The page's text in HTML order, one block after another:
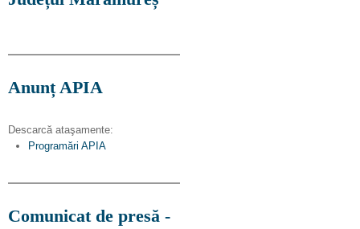
Anunț APIA
Descarcă ataşamente:
Programări APIA
Comunicat de presă -